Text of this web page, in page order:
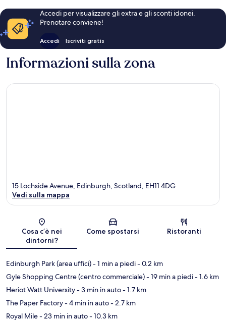
Accedi per visualizzare gli extra e gli sconti idonei.
Prenotare conviene!
Accedi Iscriviti gratis
Informazioni sulla zona
Mappa
15 Lochside Avenue, Edinburgh, Scotland, EH11 4DG
Vedi sulla mappa
Cosa c’è nei
dintorni?
Come spostarsi Ristoranti
Edinburgh Park (area uffici)- 1 min a piedi- 0.2 km
Gyle Shopping Centre (centro commerciale)- 19 min a piedi- 1.6 km
Heriot Watt University- 3 min in auto- 1.7 km
The Paper Factory- 4 min in auto- 2.7 km
Royal Mile- 23 min in auto- 10.3 km